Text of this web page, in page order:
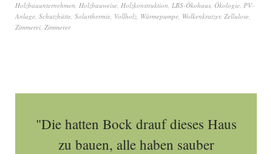
Holzbauunternehmen, Holzbauweise, Holzkonstruktion, LBS-Ökohaus, Ökologie, PV-
Anlage, Schutzhütte, Solarthermie, Vollholz, Wärmepumpe, Wolkenkratzer, Zellulose,
Zimmerei, Zimmerer
"Die hatten Bock drauf dieses Haus
zu bauen, alle haben sauber